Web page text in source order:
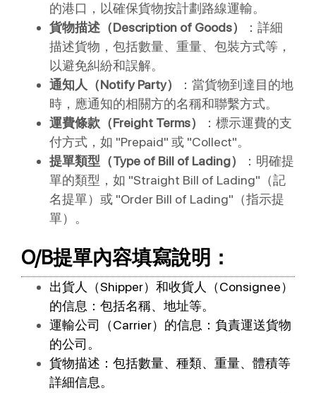
的港口，以確保貨物按計劃路線運輸。
貨物描述（Description of Goods）
：詳細
描述貨物，包括數量、重量、包裝方式等，
以避免糾紛和誤解。
通知人（Notify Party）
：當貨物到達目的地
時，應通知的相關方的名稱和聯繫方式。
運費條款（Freight Terms）
：標示運費的支
付方式，如 "Prepaid" 或 "Collect"。
提單類型（Type of Bill of Lading）
：明確提
單的類型，如 "Straight Bill of Lading"（記
名提單）或 "Order Bill of Lading"（指示提
單）。
O/B提單內容填寫說明：
出貨人（Shipper）和收貨人（Consignee）
的信息：包括名稱、地址等。
運輸公司（Carrier）的信息：負責運送貨物
的公司。
貨物描述：包括數量、種類、重量、體積等
詳細信息。